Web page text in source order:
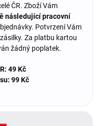
ČR. Zboží Vám
následující pracovní
Potvrzení Vám
Za platbu kartou
žádný poplatek.
49 Kč
99 Kč